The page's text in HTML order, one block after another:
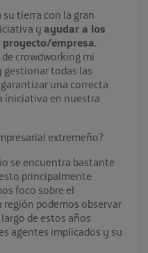
tierra con la gran
y ayudar a los
proyecto/empresa.
crowdworking mi
gestionar todas las
una correcta
iniciativa en nuestra
extremeño?
se encuentra bastante
principalmente
foco sobre el
región podemos observar
de estos años
agentes implicados y su